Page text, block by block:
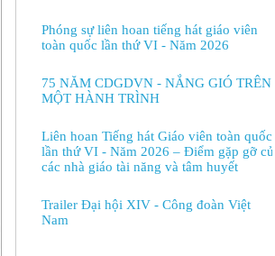
Phóng sự liên hoan tiếng hát giáo viên
toàn quốc lần thứ VI - Năm 2026
75 NĂM CDGDVN - NẮNG GIÓ TRÊN
MỘT HÀNH TRÌNH
Liên hoan Tiếng hát Giáo viên toàn quốc
lần thứ VI - Năm 2026 – Điểm gặp gỡ của
các nhà giáo tài năng và tâm huyết
Trailer Đại hội XIV - Công đoàn Việt
Nam